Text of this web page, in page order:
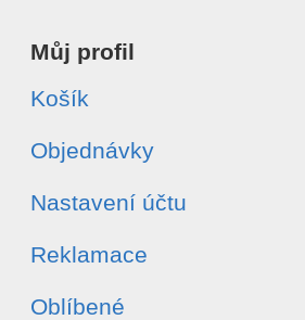
Můj profil
Košík
Objednávky
Nastavení účtu
Reklamace
Oblíbené